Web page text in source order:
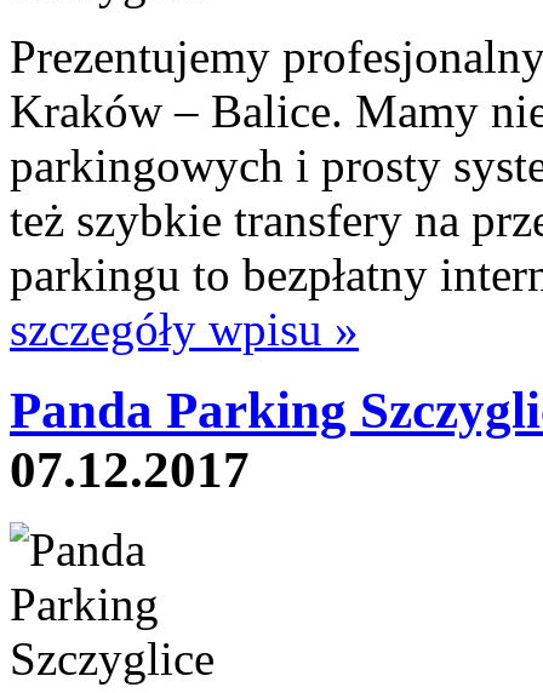
Prezentujemy
Kraków – Balice. Mamy
parkingowych i prosty
też szybkie transfery na
parkingu to bezpłatny
szczegóły wpisu »
Panda Parking
07.12.2017